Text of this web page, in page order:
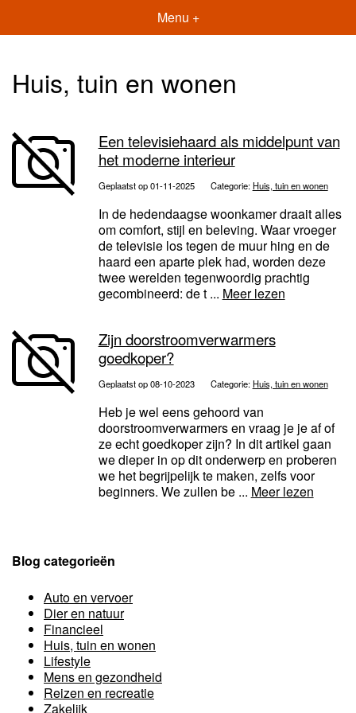
Menu +
Huis, tuin en wonen
Een televisiehaard als middelpunt van
het moderne interieur
Geplaatst op 01-11-2025 Categorie: Huis, tuin en wonen
In de hedendaagse woonkamer draait alles
om comfort, stijl en beleving. Waar vroeger
de televisie los tegen de muur hing en de
haard een aparte plek had, worden deze
twee werelden tegenwoordig prachtig
gecombineerd: de t ... Meer lezen
Zijn doorstroomverwarmers
goedkoper?
Geplaatst op 08-10-2023 Categorie: Huis, tuin en wonen
Heb je wel eens gehoord van
doorstroomverwarmers en vraag je je af of
ze echt goedkoper zijn? In dit artikel gaan
we dieper in op dit onderwerp en proberen
we het begrijpelijk te maken, zelfs voor
beginners. We zullen be ... Meer lezen
Blog categorieën
Auto en vervoer
Dier en natuur
Financieel
Huis, tuin en wonen
Lifestyle
Mens en gezondheid
Reizen en recreatie
Zakelijk